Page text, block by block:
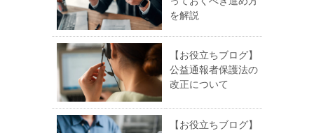
を解説
【お役立ちブログ】
公益通報者保護法の
改正について
【お役立ちブログ】